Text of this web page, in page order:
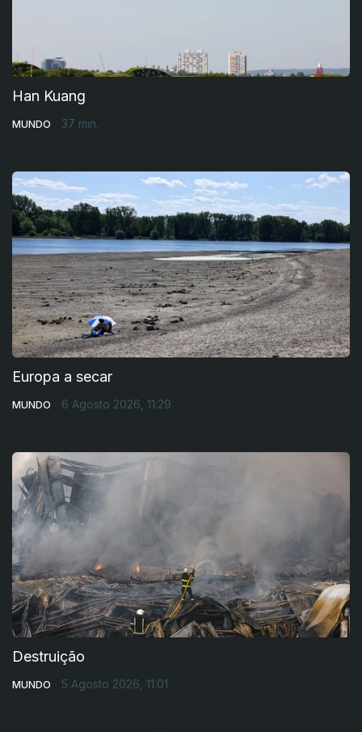
Han Kuang
MUNDO 37 min.
Europa a secar
MUNDO 6 Agosto 2026, 11:29
Destruição
MUNDO 5 Agosto 2026, 11:01